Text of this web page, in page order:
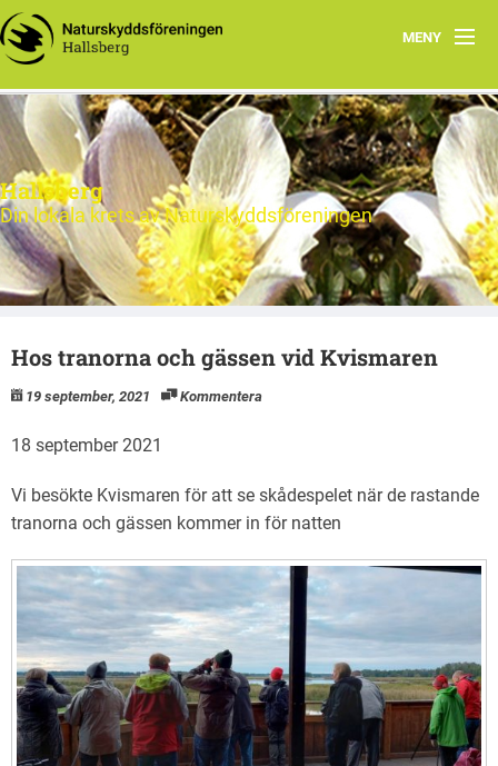
MENY
Hem
Nytt och Aktuellt
Verksamheten
Aktiviteter 2026
Natur
Om oss
Hallsberg
Din lokala krets av Naturskyddsföreningen
Hos tranorna och gässen vid Kvismaren
19 september, 2021 Kommentera
18 september 2021
Vi besökte Kvismaren för att se skådespelet när de rastande
tranorna och gässen kommer in för natten